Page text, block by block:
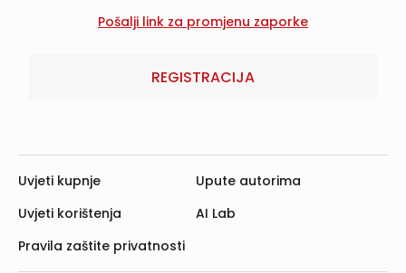
REGISTRACIJA
Uvjeti kupnje
Uvjeti korištenja
Pravila zaštite privatnosti
Upute autorima
AI Lab